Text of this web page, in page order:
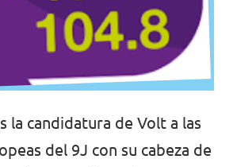
la candidatura de Volt a las
del 9J con su cabeza de